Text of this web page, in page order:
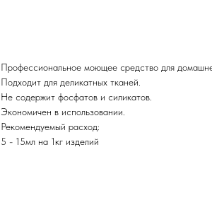
Профессиональное моющее средство для
Подходит для деликатных тканей.
Не содержит фосфатов и силикатов.
Экономичен в использовании.
Рекомендуемый расход:
5 - 15мл на 1кг изделий